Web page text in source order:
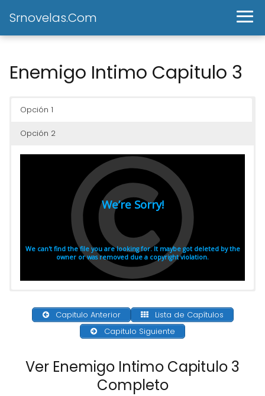
Srnovelas.Com
Enemigo Intimo Capitulo 3
Opción 1
Opción 2
Capitulo Anterior
Lista de Capítulos
Capitulo Siguiente
Ver Enemigo Intimo Capitulo 3
Completo